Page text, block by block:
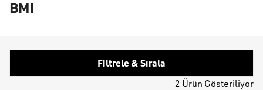
BMI
Filtrele & Sırala
2 Ürün Gösteriliyor